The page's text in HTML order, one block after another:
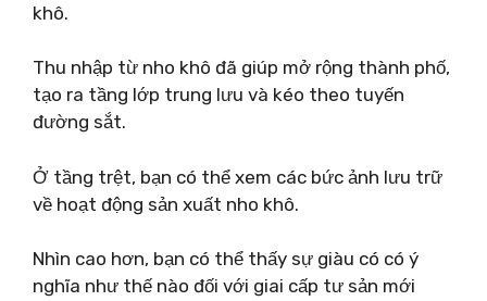
khô.
Thu nhập từ nho khô đã giúp mở rộng thành phố,
tạo ra tầng lớp trung lưu và kéo theo tuyến
đường sắt.
Ở tầng trệt, bạn có thể xem các bức ảnh lưu trữ
về hoạt động sản xuất nho khô.
Nhìn cao hơn, bạn có thể thấy sự giàu có có ý
nghĩa như thế nào đối với giai cấp tư sản mới